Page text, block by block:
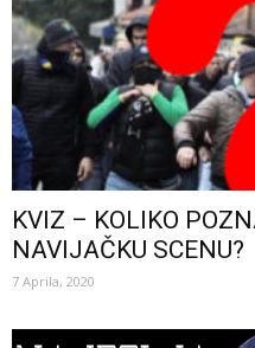
KVIZ – KOLIKO
NAVIJAČKU SCENU?
7 Aprila, 2020